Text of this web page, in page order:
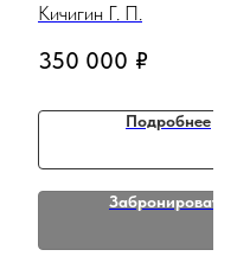
Кичигин Г. П.
350 000 ₽
Подробнее
Забронировать